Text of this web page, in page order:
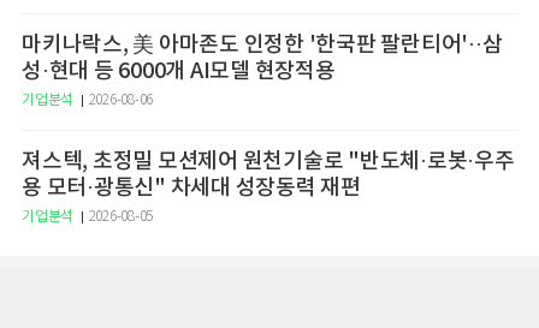
마키나락스, 美 아마존도 인정한 '한국판 팔란티어'··삼
성·현대 등 6000개 AI모델 현장적용
기업분석 2026-08-06
져스텍, 초정밀 모션제어 원천기술로 "반도체·로봇·우주
용 모터·광통신" 차세대 성장동력 재편
기업분석 2026-08-05